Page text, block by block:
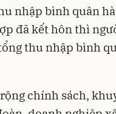
nhập bình quân
đã kết hôn thì
thu nhập bình
chính sách,